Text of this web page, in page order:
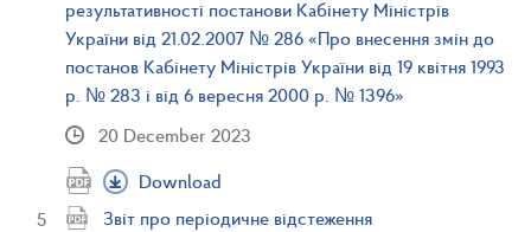
результативності постанови Кабінету Міністрів
України від 21.02.2007 № 286 «Про внесення змін до
постанов Кабінету Міністрів України від 19 квітня 1993
р. № 283 і від 6 вересня 2000 р. № 1396»
20 December 2023
Download
Звіт про періодичне відстеження